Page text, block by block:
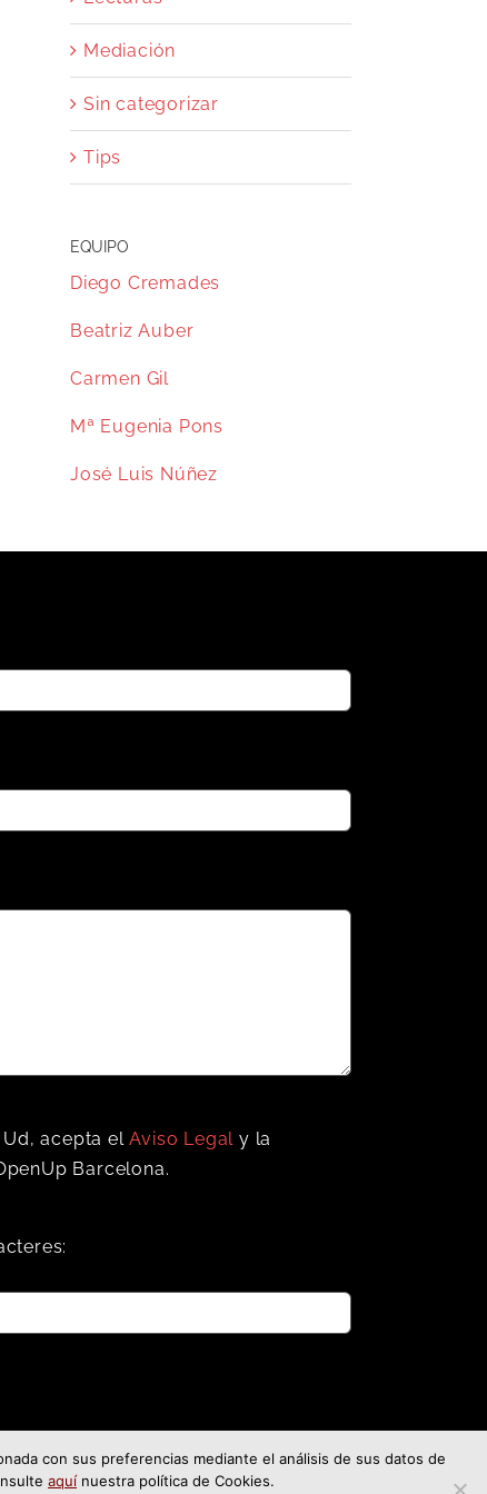
Mediación
Sin categorizar
Tips
EQUIPO
Diego Cremades
Beatriz Auber
Carmen Gil
Mª Eugenia Pons
José Luis Núñez
Ud, acepta elAviso Legal y la
Barcelona.
con sus preferencias mediante el análisis de sus datos de
aquí nuestra política de Cookies.